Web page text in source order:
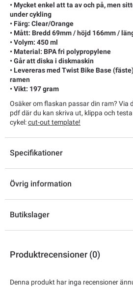
• Mycket enkel att ta av och på, men
under cykling
• Färg: Clear/Orange
• Mått: Bredd 69mm / höjd 166mm /
• Volym: 450 ml
• Material: BPA fri polypropylene
• Går att diska i diskmaskin
• Levereras med Twist Bike Base
ramen
• Vikt: 197 gram
Osäker om flaskan passar din ram? Via
pdf där du kan skriva ut, klippa och
cykel:cut-out template!
Specifikationer
Övrig information
Butikslager
Produktrecensioner (0)
Denna produkt har inga recensioner